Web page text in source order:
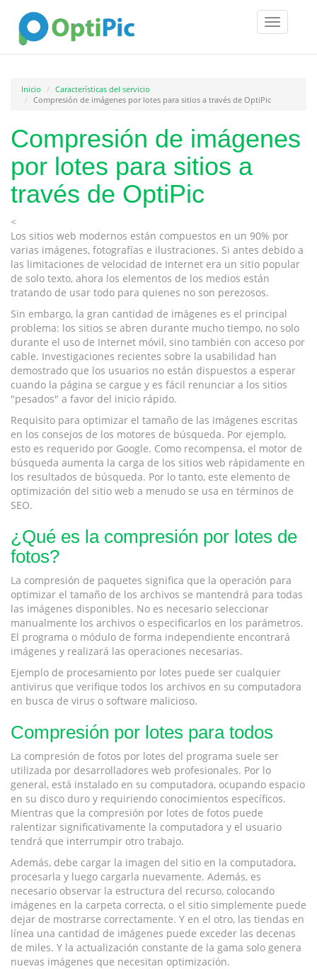
Toggle
Inicio
Características del servicio
Compresión de imágenes por lotes para sitios a través de OptiPic
Compresión de imágenes
por lotes para sitios a
través de OptiPic
<
Los sitios web modernos están compuestos en un 90% por
varias imágenes, fotografías e ilustraciones. Si antes debido a
las limitaciones de velocidad de Internet era un sitio popular
de solo texto, ahora los elementos de los medios están
tratando de usar todo para quienes no son perezosos.
Sin embargo, la gran cantidad de imágenes es el principal
problema: los sitios se abren durante mucho tiempo, no solo
durante el uso de Internet móvil, sino también con acceso por
cable. Investigaciones recientes sobre la usabilidad han
demostrado que los usuarios no están dispuestos a esperar
cuando la página se cargue y es fácil renunciar a los sitios
"pesados" a favor del inicio rápido.
Requisito para optimizar el tamaño de las imágenes escritas
en los consejos de los motores de búsqueda. Por ejemplo,
esto es requerido por Google. Como recompensa, el motor de
búsqueda aumenta la carga de los sitios web rápidamente en
los resultados de búsqueda. Por lo tanto, este elemento de
optimización del sitio web a menudo se usa en términos de
SEO.
¿Qué es la compresión por lotes de
fotos?
La compresión de paquetes significa que la operación para
optimizar el tamaño de los archivos se mantendrá para todas
las imágenes disponibles. No es necesario seleccionar
manualmente los archivos o especificarlos en los parámetros.
El programa o módulo de forma independiente encontrará
imágenes y realizará las operaciones necesarias.
Ejemplo de procesamiento por lotes puede ser cualquier
antivirus que verifique todos los archivos en su computadora
en busca de virus o software malicioso.
Compresión por lotes para todos
La compresión de fotos por lotes del programa suele ser
utilizada por desarrolladores web profesionales. Por lo
general, está instalado en su computadora, ocupando espacio
en su disco duro y requiriendo conocimientos específicos.
Mientras que la compresión por lotes de fotos puede
ralentizar significativamente la computadora y el usuario
tendrá que interrumpir otro trabajo.
Además, debe cargar la imagen del sitio en la computadora,
procesarla y luego cargarla nuevamente. Además, es
necesario observar la estructura del recurso, colocando
imágenes en la carpeta correcta, o el sitio simplemente puede
dejar de mostrarse correctamente. Y en el otro, las tiendas en
línea una cantidad de imágenes puede exceder las decenas
de miles. Y la actualización constante de la gama solo genera
nuevas imágenes que necesitan optimización.